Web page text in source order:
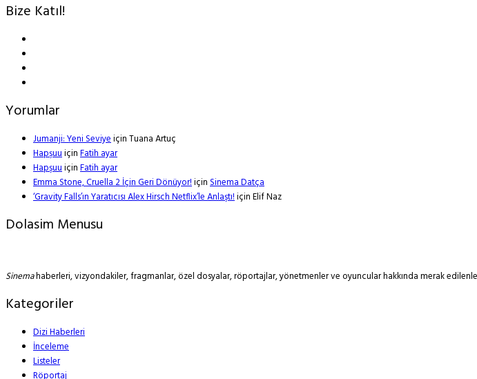
Bize Katıl!
Yorumlar
Jumanji: Yeni SeviyeiçinTuana Artuç
HapşuuiçinFatih ayar
HapşuuiçinFatih ayar
Emma Stone, Cruella 2 İçin Geri Dönüyor!içinSinema Datça
‘Gravity Falls’ın Yaratıcısı Alex Hirsch Netflix’le Anlaştı!içinElif Naz
Dolasim Menusu
Sinemahaberleri, vizyondakiler, fragmanlar, özel dosyalar, röportajlar, yönetmenler ve oyuncular hakkında merak
Kategoriler
Dizi Haberleri
İnceleme
Listeler
Röportaj